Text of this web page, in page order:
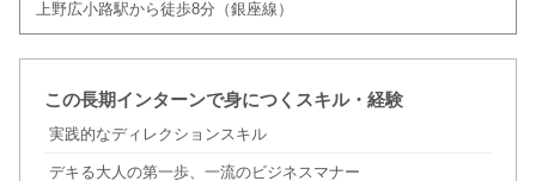
上野広小路駅から徒歩8分（銀座線）
この長期インターンで身につくスキル・経験
実践的なディレクションスキル
デキる大人の第一歩、一流のビジネスマナー